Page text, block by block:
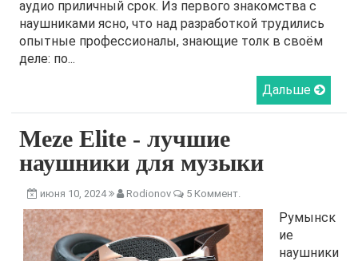
аудио приличный срок. Из первого знакомства с
наушниками ясно, что над разработкой трудились
опытные профессионалы, знающие толк в своём
деле: по...
Дальше
Meze Elite - лучшие
наушники для музыки
июня 10, 2024 Rodionov 5 Коммент.
Румынск
ие
наушники